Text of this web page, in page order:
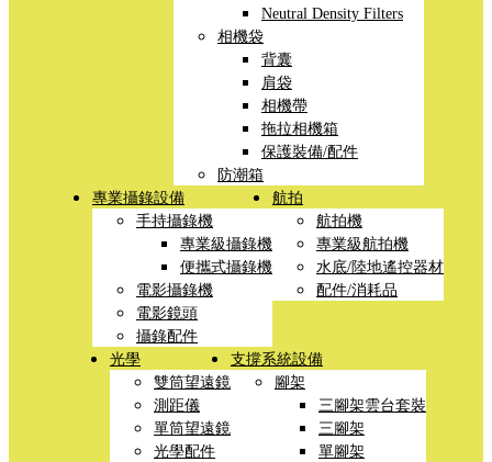
Neutral Density Filters
相機袋
背囊
肩袋
相機帶
拖拉相機箱
保護裝備/配件
防潮箱
專業攝錄設備
手持攝錄機
專業級攝錄機
便攜式攝錄機
電影攝錄機
電影鏡頭
攝錄配件
航拍
航拍機
專業級航拍機
水底/陸地遙控器材
配件/消耗品
光學
雙筒望遠鏡
測距儀
單筒望遠鏡
光學配件
支撐系統設備
腳架
三腳架雲台套裝
三腳架
單腳架